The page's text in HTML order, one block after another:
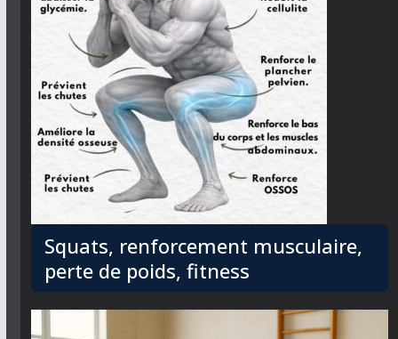
Squats, renforcement musculaire,
perte de poids, fitness